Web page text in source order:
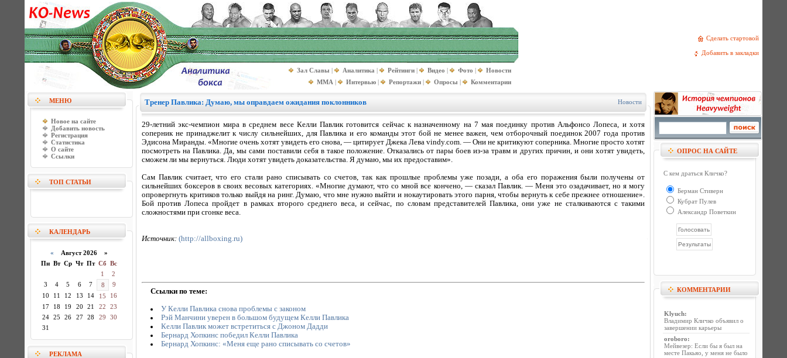
Сделать стартовой
Добавить в закладки
Зал Славы | Аналитика | Рейтинги | Видео | Фото |
Новости
MMA | Интервью | Репортажи | Опросы | Комментарии
МЕНЮ
Новое на сайте
Добавить новость
Регистрация
Статистика
О сайте
Ссылки
ТОП СТАТЬИ
КАЛЕНДАРЬ
« Август 2026 »
Пн Вт Ср Чт Пт Сб Вс
1
2
3
4 5 6 7 8
9
10
11 12 13 14 15
16
17
18 19 20 21 22
23
24
25 26 27 28 29
30
31
РЕКЛАМА
Тренер Павлика: Думаю, мы оправдаем ожидания поклонников Новости
29-летний экс-чемпион мира в среднем весе Келли Павлик готовится сейчас к назначенному на 7 мая поединку против Альфонсо Лопеса, и хотя
соперник не принаджелит к числу сильнейших, для Павлика и его команды этот бой не менее важен, чем отборочный поединок 2007 года против
Эдисона Миранды. «Многие очень хотят увидеть его снова, — цитирует Джека Лева vindy.com. — Они не критикуют соперника. Многие просто хотят
посмотреть на Павлика. Да, мы сами поставили себя в такое положение. Отказались от пары боев из-за травм и других причин, и они хотят увидеть,
сможем ли мы вернуться. Люди хотят увидеть доказательства. Я думаю, мы их предоставим».
Сам Павлик считает, что его стали рано списывать со счетов, так как прошлые проблемы уже позади, а оба его поражения были получены от
сильнейших боксеров в своих весовых категориях. «Многие думают, что со мной все кончено, — сказал Павлик. — Меня это озадачивает, но я могу
опровергнуть критиков только выйдя на ринг. Думаю, что мне нужно выйти и нокаутировать этого парня, чтобы вернуть к себе прежнее отношение».
Бой против Лопеса пройдет в рамках второго среднего веса, и сейчас, по словам представителей Павлика, они уже не сталкиваются с такими
сложностями при сгонке веса.
Источник: (http://allboxing.ru)
Ссылки по теме:
У Келли Павлика снова проблемы с законом
Рэй Манчини уверен в большом будущем Келли Павлика
Келли Павлик может встретиться с Джоном Дадди
Бернард Хопкинс победил Келли Павлика
Бернард Хопкинс: «Меня еще рано списывать со счетов»
ОПРОС НА САЙТЕ
С кем драться Кличко?
Берман Стиверн
Кубрат Пулев
Александр Поветкин
КОММЕНТАРИИ
Klyuch:
Владимир Кличко объявил о
завершении карьеры
oroboro:
Мейвезер: Если бы я был на
месте Пакьяо, у меня не было